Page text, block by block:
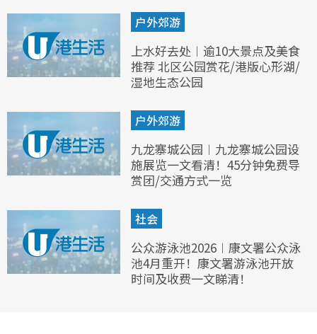
户外郊游
上水好去处︱逾10大景点及美食
推荐 北区公园赏花/港版心形湖/
湿地生态公园
户外郊游
九龙寨城公园︱九龙寨城公园设
施展览一文看清！45分钟免费导
赏团/交通方式一览
社会
公众游泳池2026︱康文署公众泳
池4月重开！康文署游泳池开放
时间及收费一文睇清！